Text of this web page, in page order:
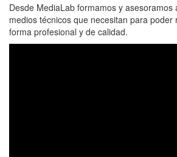
Desde MediaLab formamos y asesoramos
medios técnicos que necesitan para poder
forma profesional y de calidad.